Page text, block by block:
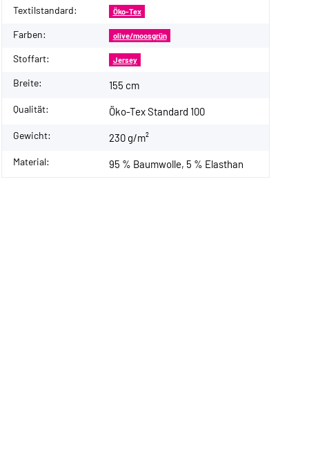
Textilstandard: Öko-Tex
Farben: olive/moosgrün
Stoffart: Jersey
Breite: 155 cm
Qualität: Öko-Tex Standard 100
Gewicht: 230 g/m²
Material: 95 % Baumwolle, 5 % Elasthan